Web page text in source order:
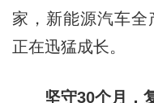
家，新能源汽车全
正在迅猛成长。
坚守30个月，复